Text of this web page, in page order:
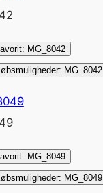
MG_8042
MG_8042
MG_8049
MG_8049